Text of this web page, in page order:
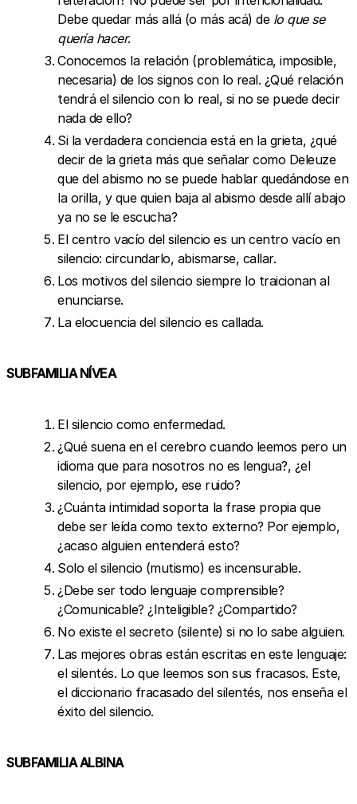
Debe quedar más allá (o más acá) delo que se
quería hacer.
Conocemos la relación (problemática, imposible,
necesaria) de los signos con lo real. ¿Qué relación
tendrá el silencio con lo real, si no se puede decir
nada de ello?
Si la verdadera conciencia está en la grieta, ¿qué
decir de la grieta más que señalar como Deleuze
que del abismo no se puede hablar quedándose en
la orilla, y que quien baja al abismo desde allí abajo
ya no se le escucha?
El centro vacío del silencio es un centro vacío en
silencio: circundarlo, abismarse, callar.
Los motivos del silencio siempre lo traicionan al
enunciarse.
La elocuencia del silencio es callada.
SUBFAMILIA NÍVEA
El silencio como enfermedad.
¿Qué suena en el cerebro cuando leemos pero un
idioma que para nosotros no es lengua?, ¿el
silencio, por ejemplo, ese ruido?
¿Cuánta intimidad soporta la frase propia que
debe ser leída como texto externo? Por ejemplo,
¿acaso alguien entenderá esto?
Solo el silencio (mutismo) es incensurable.
¿Debe ser todo lenguaje comprensible?
¿Comunicable? ¿Inteligible? ¿Compartido?
No existe el secreto (silente) si no lo sabe alguien.
Las mejores obras están escritas en este lenguaje:
el silentés. Lo que leemos son sus fracasos. Este,
el diccionario fracasado del silentés, nos enseña el
éxito del silencio.
SUBFAMILIA ALBINA